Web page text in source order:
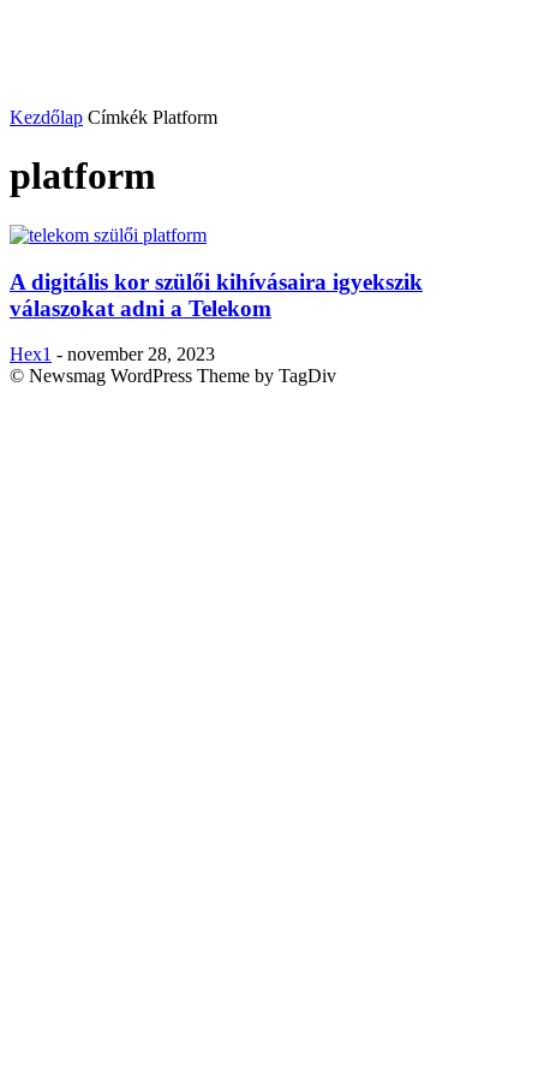
Kezdőlap Címkék Platform
platform
A digitális kor szülői kihívásaira igyekszik
válaszokat adni a Telekom
Hex1 - november 28, 2023
© Newsmag WordPress Theme by TagDiv